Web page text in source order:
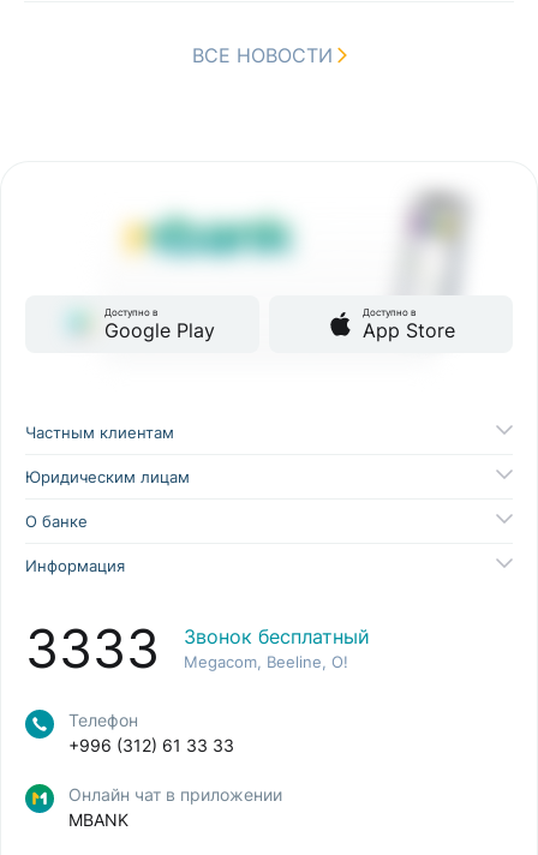
ВСЕ НОВОСТИ
Доступно в
Google Play
Доступно в
App Store
Частным клиентам
Юридическим лицам
О банке
Информация
3333 Звонок бесплатный
Megacom, Beeline, O!
Телефон
+996 (312) 61 33 33
Онлайн чат в приложении
MBANK